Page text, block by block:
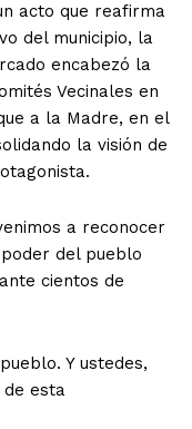
acto que reafirma
del municipio, la
encabezó la
Vecinales en
a la Madre, en el
la visión de
a reconocer
del pueblo
cientos de
Y ustedes,
de esta